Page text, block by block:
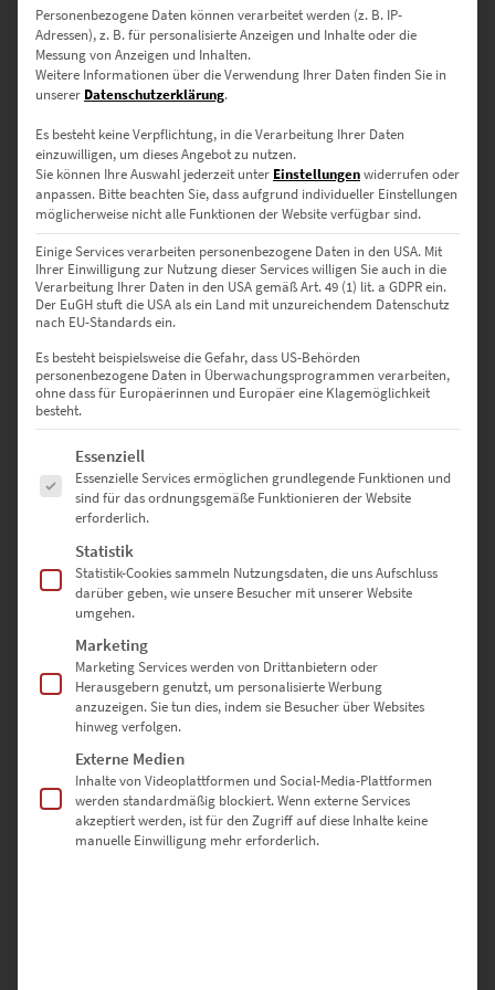
Lieferzeit: ca. 10 Werktage
Dieses Produkt weist mehrere Varianten auf. Die Optionen können auf der Produktseite gewählt werden
EZ01091 Post Tower at the Speed of Light Vol II
€24,90–€1.099,00
zzgl. Versand
Lieferzeit: ca. 10 Werktage
Dieses Produkt weist mehrere Varianten auf. Die Optionen können auf der Produktseite gewählt werden
Personenbezogene Daten können verarbeitet werden (z. B. IP-
Adressen), z. B. für personalisierte Anzeigen und Inhalte oder die
Messung von Anzeigen und Inhalten.
Weitere Informationen über die Verwendung Ihrer Daten finden Sie in
unserer Datenschutzerklärung.
Es besteht keine Verpflichtung, in die Verarbeitung Ihrer Daten
einzuwilligen, um dieses Angebot zu nutzen.
Sie können Ihre Auswahl jederzeit unter Einstellungenwiderrufen oder
anpassen. Bitte beachten Sie, dass aufgrund individueller Einstellungen
möglicherweise nicht alle Funktionen der Website verfügbar sind.
Einige Services verarbeiten personenbezogene Daten in den USA. Mit
Ihrer Einwilligung zur Nutzung dieser Services willigen Sie auch in die
Verarbeitung Ihrer Daten in den USA gemäß Art. 49 (1) lit. a GDPR ein.
Der EuGH stuft die USA als ein Land mit unzureichendem Datenschutz
nach EU-Standards ein.
Es besteht beispielsweise die Gefahr, dass US-Behörden
personenbezogene Daten in Überwachungsprogrammen verarbeiten,
ohne dass für Europäerinnen und Europäer eine Klagemöglichkeit
besteht.
Es folgt eine Liste der Service-Gruppen, für die eine Einwilligung
Essenziell
Essenzielle Services ermöglichen grundlegende Funktionen und
sind für das ordnungsgemäße Funktionieren der Website
erforderlich.
Statistik
Statistik-Cookies sammeln Nutzungsdaten, die uns Aufschluss
darüber geben, wie unsere Besucher mit unserer Website
umgehen.
Marketing
Marketing Services werden von Drittanbietern oder
Herausgebern genutzt, um personalisierte Werbung
anzuzeigen. Sie tun dies, indem sie Besucher über Websites
hinweg verfolgen.
Externe Medien
Inhalte von Videoplattformen und Social-Media-Plattformen
werden standardmäßig blockiert. Wenn externe Services
akzeptiert werden, ist für den Zugriff auf diese Inhalte keine
manuelle Einwilligung mehr erforderlich.